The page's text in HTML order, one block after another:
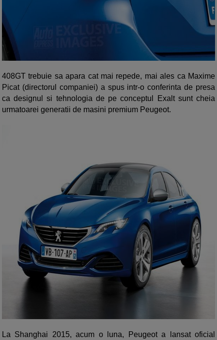
408GT trebuie sa apara cat mai repede, mai ales ca Maxime
Picat (directorul companiei) a spus intr-o conferinta de presa
ca designul si tehnologia de pe conceptul Exalt sunt cheia
urmatoarei generatii de masini premium Peugeot.
La Shanghai 2015, acum o luna, Peugeot a lansat oficial